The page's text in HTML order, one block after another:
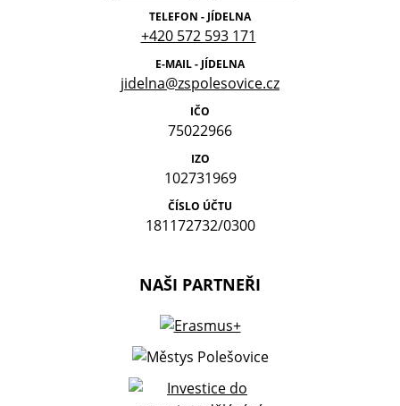
TELEFON - JÍDELNA
+420 572 593 171
E-MAIL - JÍDELNA
jidelna@zspolesovice.cz
IČO
75022966
IZO
102731969
ČÍSLO ÚČTU
181172732/0300
NAŠI PARTNEŘI